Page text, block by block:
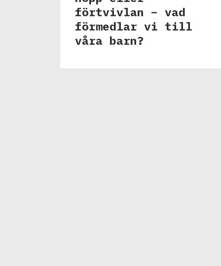
förtvivlan – vad
förmedlar vi till
våra barn?